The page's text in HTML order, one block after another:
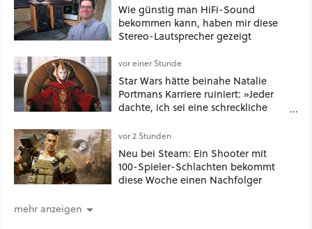
Wie günstig man HiFi-Sound
bekommen kann, haben mir diese
Stereo-Lautsprecher gezeigt
vor einer Stunde
Star Wars hätte beinahe Natalie
Portmans Karriere ruiniert: »Jeder
dachte, ich sei eine schreckliche
vor 2 Stunden
Neu bei Steam: Ein Shooter mit
100-Spieler-Schlachten bekommt
diese Woche einen Nachfolger
mehr anzeigen